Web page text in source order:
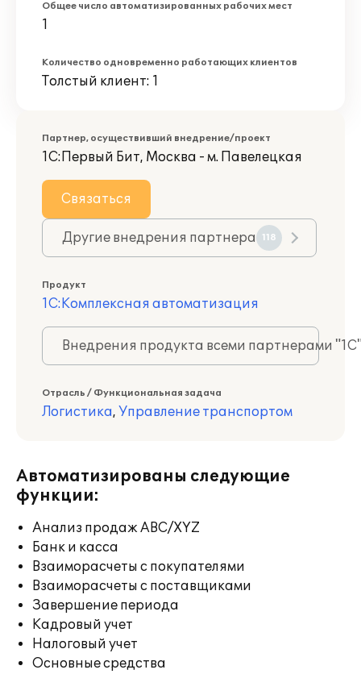
Общее число автоматизированных рабочих мест
1
Количество одновременно работающих клиентов
Толстый клиент: 1
Партнер, осуществивший внедрение/проект
1С:Первый Бит, Москва - м. Павелецкая
Связаться
Другие внедрения партнера 118
Продукт
1С:Комплексная автоматизация
Внедрения продукта всеми партнерами
Отрасль / Функциональная задача
Логистика, Управление транспортом
Автоматизированы следующие
функции:
Анализ продаж ABC/XYZ
Банк и касса
Взаиморасчеты с покупателями
Взаиморасчеты с поставщиками
Завершение периода
Кадровый учет
Налоговый учет
Основные средства